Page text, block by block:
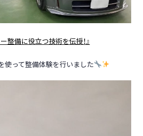
整備に役立つ技術を伝授！』
使って整備体験を行いました